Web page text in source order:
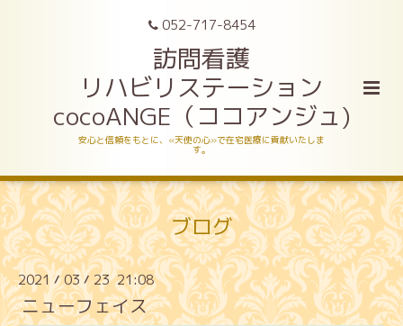
052-717-8454
訪問看護
リハビリステーション
cocoANGE（ココアンジュ)
安心と信頼をもとに、«天使の心»で在宅医療に貢献いたしま
す。
ブログ
2021 /03/23 21:08
ニューフェイス